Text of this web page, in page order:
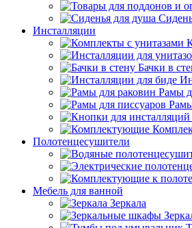
Инсталляции
Бачки в
Рамы
Полотенцесушители
Мебель для ванной
Зеркала